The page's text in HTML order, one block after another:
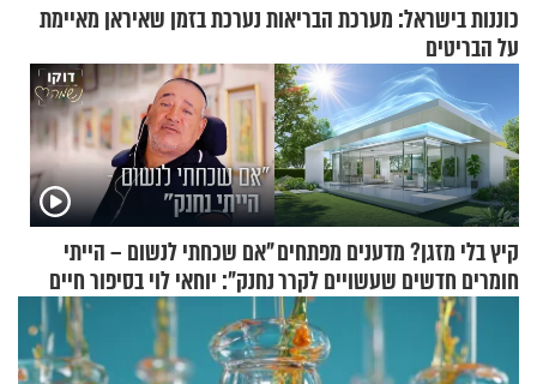
כוננות בישראל: מערכת הבריאות נערכת בזמן שאיראן מאיימת
על הבריטים
קיץ בלי מזגן? מדענים מפתחים
חומרים חדשים שעשויים לקרר
"אם שכחתי לנשום – הייתי
נחנק": יוחאי לוי בסיפור חיים
מעורר השראה